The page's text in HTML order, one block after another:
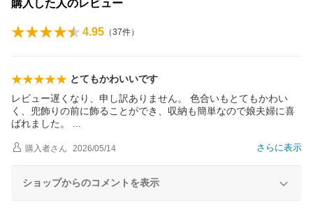
購入した人のレビュー
4.95 （37件）
とてもかわいいです
レビュー遅くなり、申し訳ありません。 色合いもとてもかわい
く、兜飾りの前に飾ることができ、収納も簡単なので娘夫婦に喜
ばれました。
さらに表示
購入者さん 2026/05/14
ショップからのコメントを表示